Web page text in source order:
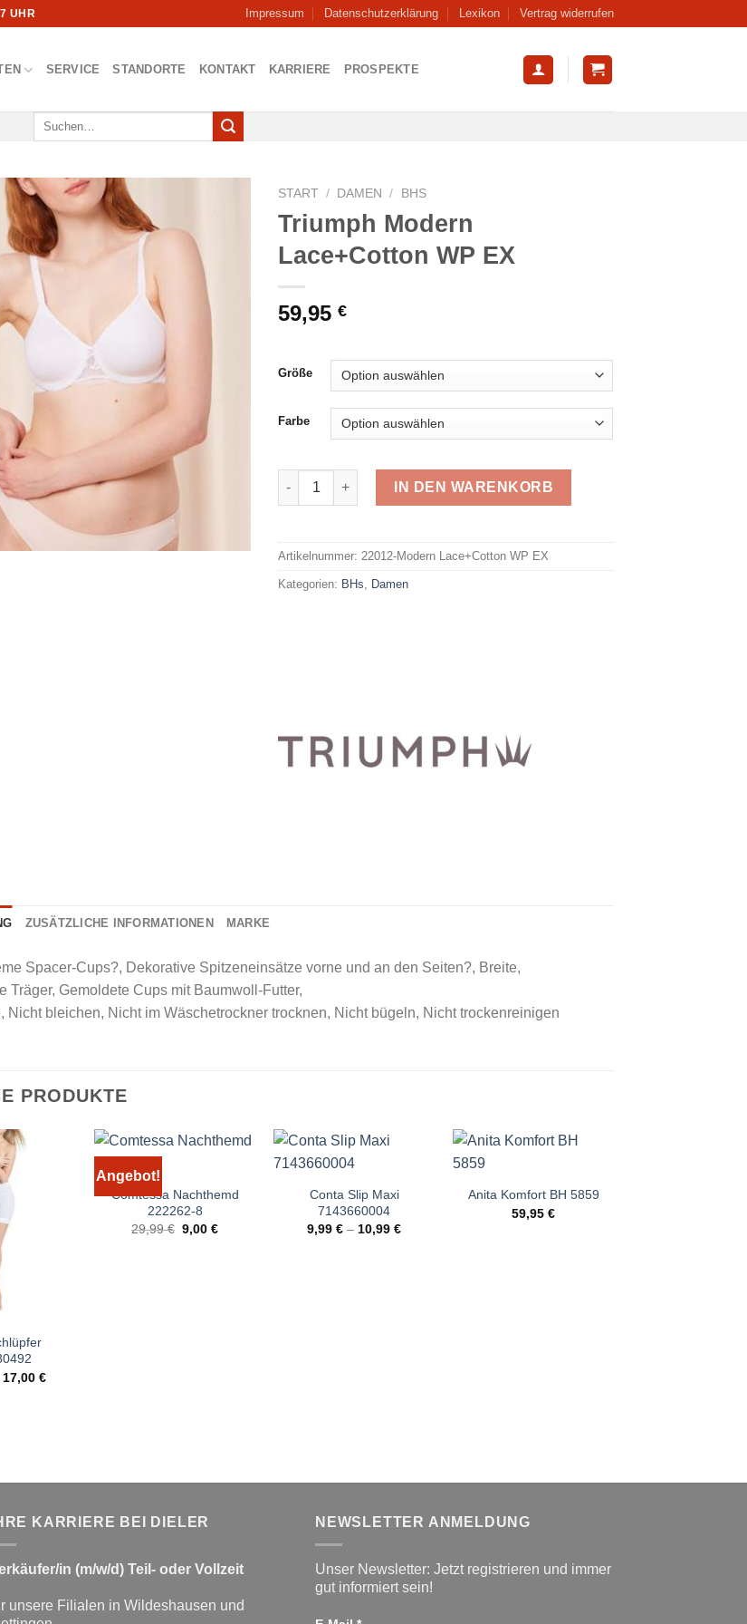
UHR Impressum Datenschutzerklärung Lexikon Vertrag widerrufen
SERVICE STANDORTE KONTAKT KARRIERE PROSPEKTE
Suchen
START / DAMEN / BHS
Triumph Modern
Lace+Cotton WP EX
59,95€
Größe
Farbe
Triumph Modern Lace+Cotton WP EX Menge
IN DEN WARENKORB
Artikelnummer: 22012-Modern Lace+Cotton WP EX
Kategorien: BHs Damen
ZUSÄTZLICHE INFORMATIONEN MARKE
Spacer-Cups?, Dekorative Spitzeneinsätze vorne und an den Seiten?, Breite,
Träger, Gemoldete Cups mit Baumwoll-Futter,
Nicht bleichen, Nicht im Wäschetrockner trocknen, Nicht bügeln, Nicht trockenreinigen
PRODUKTE
17,00€
Angebot!
Comtessa Nachthemd
222262-8
29,99€ Ursprünglicher
9,00€Aktueller
Conta Slip Maxi
7143660004
9,99€ – 10,99€
Anita Komfort BH 5859
59,95€
KARRIERE BEI DIELER
in (m/w/d) Teil- oder Vollzeit
unsere Filialen in Wildeshausen und
NEWSLETTER ANMELDUNG
Unser Newsletter: Jetzt registrieren und immer
gut informiert sein!